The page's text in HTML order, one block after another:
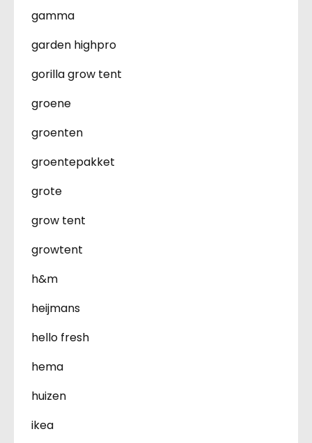
gamma
garden highpro
gorilla grow tent
groene
groenten
groentepakket
grote
grow tent
growtent
h&m
heijmans
hello fresh
hema
huizen
ikea